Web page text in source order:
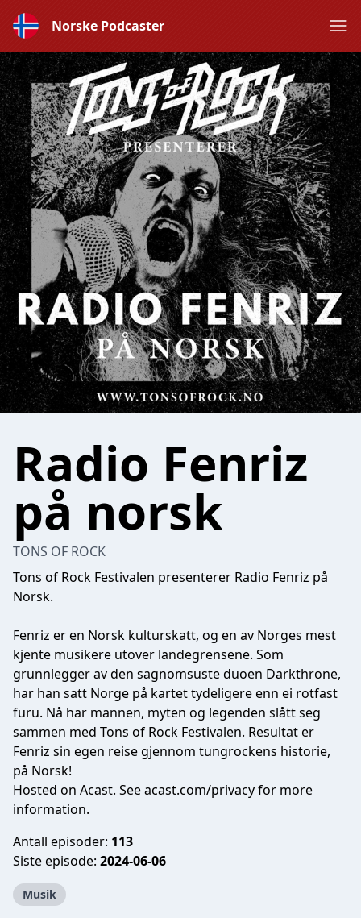
Norske Podcaster
Radio Fenriz
på norsk
TONS OF ROCK
Tons of Rock Festivalen presenterer Radio Fenriz på
Norsk.
Fenriz er en Norsk kulturskatt, og en av Norges mest
kjente musikere utover landegrensene. Som
grunnlegger av den sagnomsuste duoen Darkthrone,
har han satt Norge på kartet tydeligere enn ei rotfast
furu. Nå har mannen, myten og legenden slått seg
sammen med Tons of Rock Festivalen. Resultat er
Fenriz sin egen reise gjennom tungrockens historie,
på Norsk!
Hosted on Acast. Seeacast.com/privacyfor more
information.
Antall episoder: 113
Siste episode: 2024-06-06
Musik